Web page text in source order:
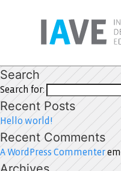
Search
Search for:
Recent Posts
Hello world!
Recent Comments
A WordPress Commenterem